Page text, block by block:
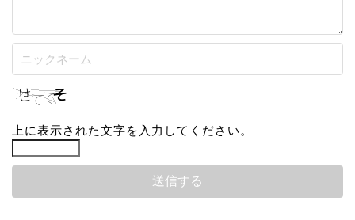
上に表示された文字を入力してください。